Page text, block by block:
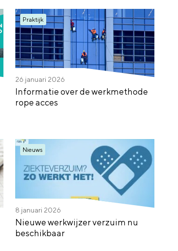
Praktijk
26 januari 2026
Informatie over de werkmethode
rope acces
Nieuws
8 januari 2026
Nieuwe werkwijzer verzuim nu
beschikbaar